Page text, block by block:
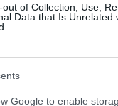
of Collection, Use,
Data that Is Unrelated
Google to enable